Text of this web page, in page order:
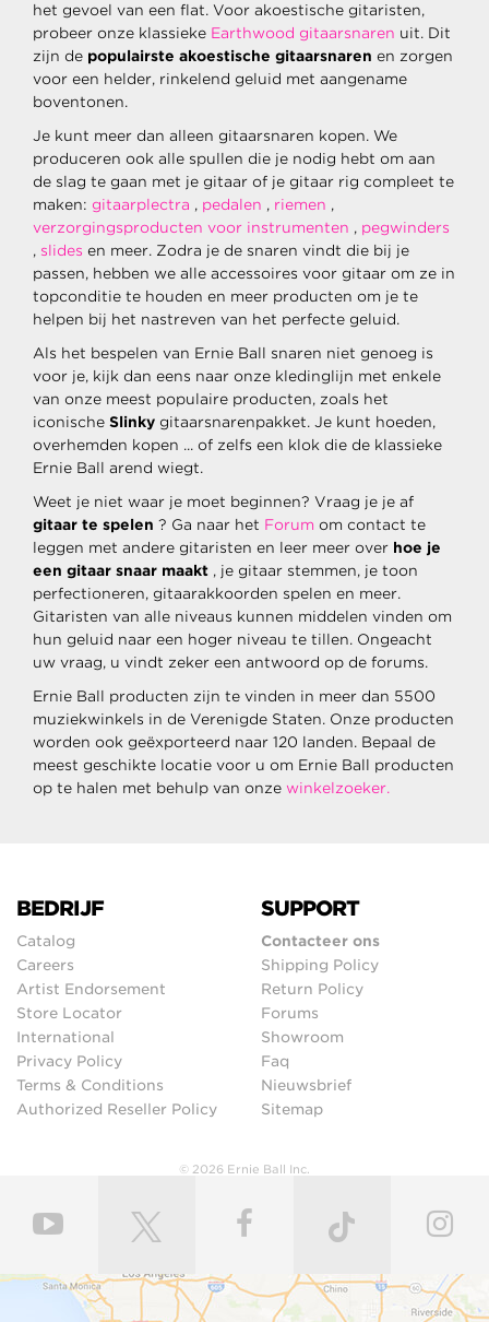
het gevoel van een flat. Voor akoestische gitaristen,
probeer onze klassieke Earthwood gitaarsnaren uit. Dit
zijn de populairste akoestische gitaarsnaren en zorgen
voor een helder, rinkelend geluid met aangename
boventonen.
Je kunt meer dan alleen gitaarsnaren kopen. We
produceren ook alle spullen die je nodig hebt om aan
de slag te gaan met je gitaar of je gitaar rig compleet te
maken: gitaarplectra , pedalen , riemen ,
verzorgingsproducten voor instrumenten , pegwinders
, slides en meer. Zodra je de snaren vindt die bij je
passen, hebben we alle accessoires voor gitaar om ze in
topconditie te houden en meer producten om je te
helpen bij het nastreven van het perfecte geluid.
Als het bespelen van Ernie Ball snaren niet genoeg is
voor je, kijk dan eens naar onze kledinglijn met enkele
van onze meest populaire producten, zoals het
iconische Slinky gitaarsnarenpakket. Je kunt hoeden,
overhemden kopen ... of zelfs een klok die de klassieke
Ernie Ball arend wiegt.
Weet je niet waar je moet beginnen? Vraag je je af
gitaar te spelen ? Ga naar het Forum om contact te
leggen met andere gitaristen en leer meer over hoe je
een gitaar snaar maakt , je gitaar stemmen, je toon
perfectioneren, gitaarakkoorden spelen en meer.
Gitaristen van alle niveaus kunnen middelen vinden om
hun geluid naar een hoger niveau te tillen. Ongeacht
uw vraag, u vindt zeker een antwoord op de forums.
Ernie Ball producten zijn te vinden in meer dan 5500
muziekwinkels in de Verenigde Staten. Onze producten
worden ook geëxporteerd naar 120 landen. Bepaal de
meest geschikte locatie voor u om Ernie Ball producten
op te halen met behulp van onze winkelzoeker.
BEDRIJF
Catalog
Careers
Artist Endorsement
Store Locator
International
Privacy Policy
Terms & Conditions
Authorized Reseller Policy
SUPPORT
Contacteer ons
Shipping Policy
Return Policy
Forums
Showroom
Faq
Nieuwsbrief
Sitemap
© 2026 Ernie Ball Inc.